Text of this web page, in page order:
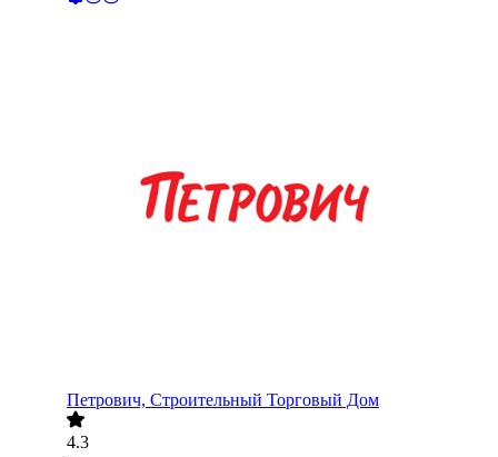
Петрович, Строительный Торговый Дом
4.3